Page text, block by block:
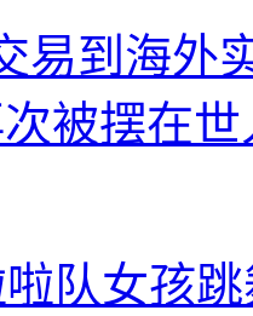
易到海外
被摆在
队女孩